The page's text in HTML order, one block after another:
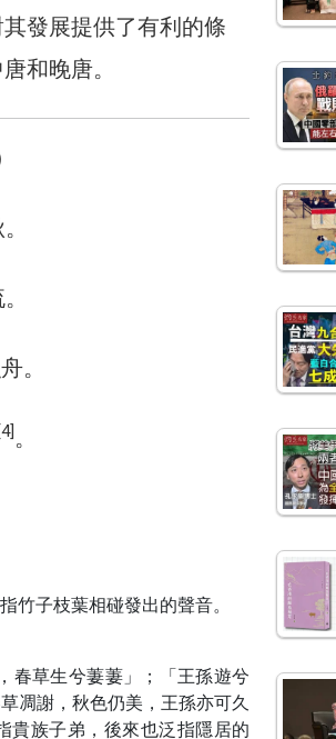
發展提供了有利的條
和晚唐。
。
[4] 。
竹子枝葉相碰發出的聲音。
春草生兮萋萋」；「王孫遊兮
凋謝，秋色仍美，王孫亦可久
貴族子弟，後來也泛指隱居的